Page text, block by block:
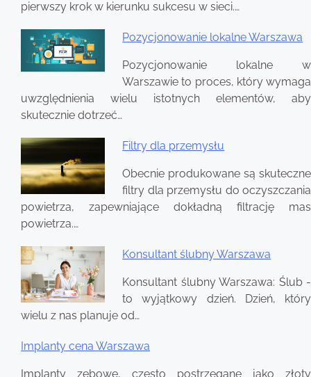
pierwszy krok w kierunku sukcesu w sieci.…
Pozycjonowanie lokalne Warszawa
Pozycjonowanie lokalne w
Warszawie to proces, który wymaga
uwzględnienia wielu istotnych elementów, aby
skutecznie dotrzeć…
Filtry dla przemysłu
Obecnie produkowane są skuteczne
filtry dla przemysłu do oczyszczania
powietrza, zapewniające dokładną filtrację mas
powietrza.…
Konsultant ślubny Warszawa
Konsultant ślubny Warszawa: Ślub -
to wyjątkowy dzień. Dzień, który
wielu z nas planuje od…
Implanty cena Warszawa
Implanty zębowe, często postrzegane jako złoty